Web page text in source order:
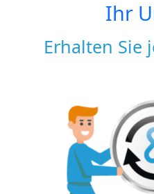
Ihr
Erhalten Sie